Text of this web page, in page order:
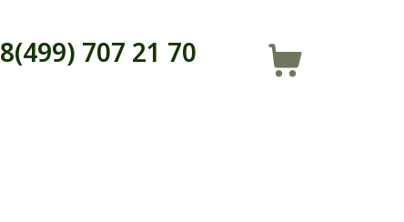
8(499) 707 21 70